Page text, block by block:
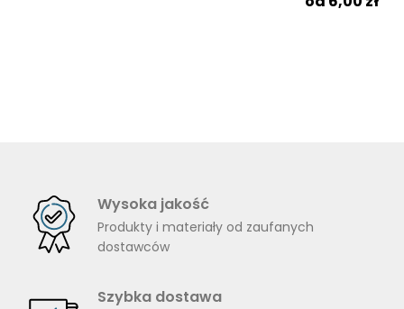
Wysoka jakość
Produkty i materiały od zaufanych
dostawców
Szybka dostawa